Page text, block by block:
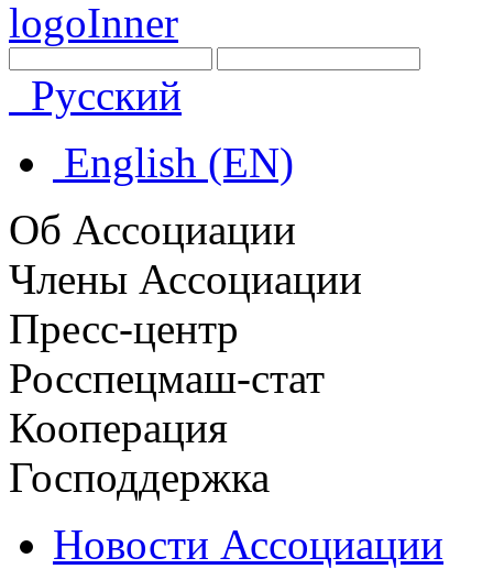
Русский
English (EN)
Об Ассоциации
Члены Ассоциации
Пресс-центр
Росспецмаш-стат
Кооперация
Господдержка
Новости Ассоциации